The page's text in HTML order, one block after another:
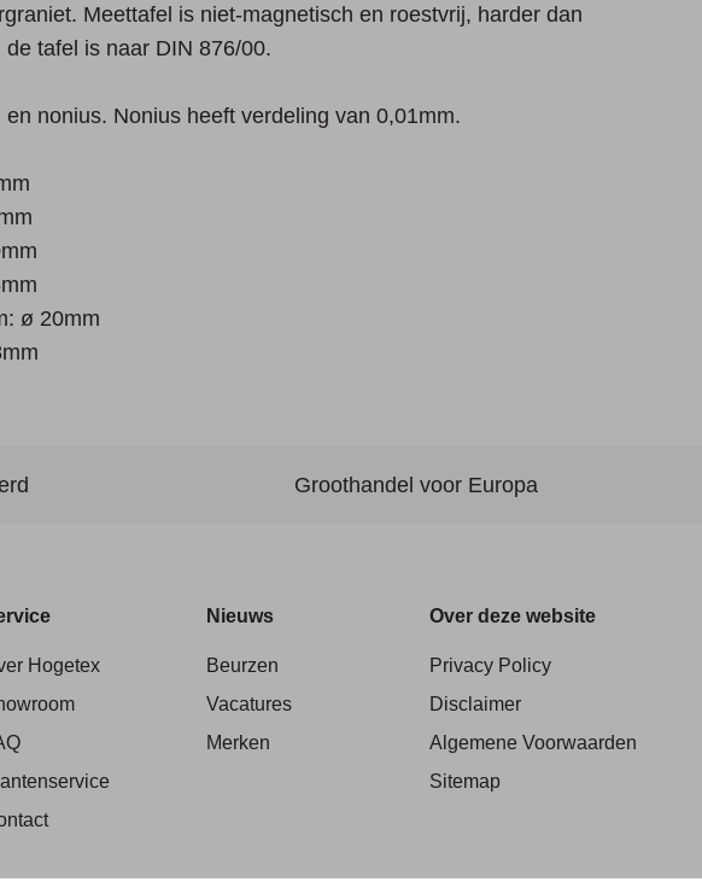
Meettafel is niet-magnetisch en roestvrij, harder dan
tafel is naar DIN 876/00.
nonius. Nonius heeft verdeling van 0,01mm.
ø 20mm
Groothandel voor Europa
Hogetex
Nieuws
Beurzen
Vacatures
Merken
Over deze website
Privacy Policy
Disclaimer
Algemene Voorwaarden
Sitemap